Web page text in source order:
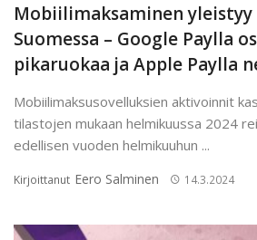
Mobiilimaksaminen
Suomessa – Google Paylla
pikaruokaa ja Apple Paylla
Mobiilimaksusovelluksien aktivoinnit
tilastojen mukaan helmikuussa 2024
edellisen vuoden helmikuuhun ...
Kirjoittanut Eero Salminen 14.3.2024